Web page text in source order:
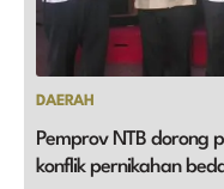
DAERAH
Pemprov NTB dorong
konflik pernikahan